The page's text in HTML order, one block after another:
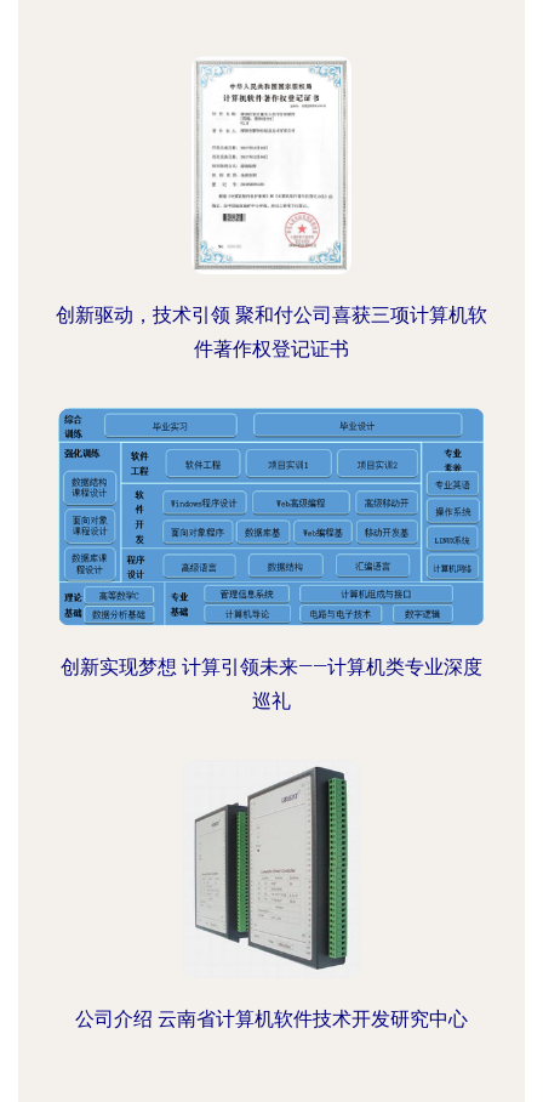
创新驱动，技术引领 聚和付公司喜获三项计算机软
件著作权登记证书
创新实现梦想 计算引领未来——计算机类专业深度
巡礼
公司介绍 云南省计算机软件技术开发研究中心